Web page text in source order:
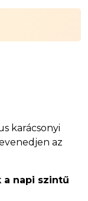
karácsonyi
az
a napi szintű